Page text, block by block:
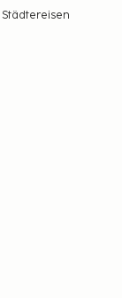
Städtereisen